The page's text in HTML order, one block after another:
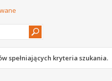
spełniających kryteria szukania.